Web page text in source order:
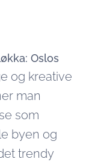
Oslos
og kreative
man
som
byen og
trendy